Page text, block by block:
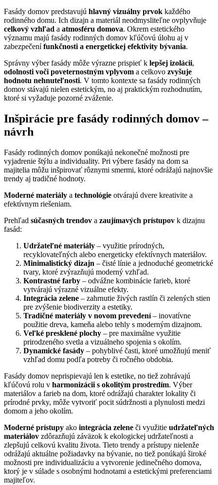
Fasády domov predstavujú hlavný vizuálny prvok každého
rodinného domu. Ich dizajn a materiál neodmysliteľne ovplyvňuje
celkový vzhľad a atmosféru domova. Okrem estetického
významu majú fasády rodinných domov kľúčovú úlohu aj v
zabezpečenífunkčnosti a energetickej efektivity bývania.
Správny výber fasády môže výrazne prispieť k lepšej izolácii,
odolnosti voči poveternostným vplyvom a celkovo zvyšuje
hodnotu nehnuteľnosti. V tomto kontexte sa fasády rodinných
domov stávajú nielen estetickým, no aj praktickým rozhodnutím,
ktoré si vyžaduje pozorné zváženie.
Inšpirácie pre fasády rodinných domov –
návrh
Fasády rodinných domov ponúkajú nekonečné možnosti pre
vyjadrenie štýlu a individuality. Pri výbere fasády na dom sa
majitelia môžu inšpirovať rôznymi smermi, ktoré odrážajú najnovšie
trendy aj tradičné hodnoty.
Moderné materiály a technológie otvárajú dvere kreativite a
efektívnym riešeniam.
Prehľad súčasných trendov a zaujímavých prístupov k dizajnu
fasád:
Udržateľné materiály – využitie prírodných,
recyklovateľných alebo energeticky efektívnych materiálov.
Minimalistický dizajn – čisté línie a jednoduché geometrické
tvary, ktoré zvýrazňujú moderný vzhľad.
Kontrastné farby – odvážne kombinácie farieb, ktoré
vytvárajú výrazné vizuálne efekty.
Integrácia zelene – zahrnutie živých rastlín či zelených stien
pre zvýšenie biodiverzity a estetiky.
Tradičné materiály v novom prevedení– inovatívne
použitie dreva, kameňa alebo tehly s moderným dizajnom.
Veľké presklené plochy – pre maximálne využitie
prirodzeného svetla a vizuálneho spojenia s okolím.
Dynamické fasády – pohyblivé časti, ktoré umožňujú meniť
vzhľad domu podľa potreby či ročného obdobia.
Fasády domov neprispievajú len k estetike, no tiež zohrávajú
kľúčovú rolu v harmonizácii s okolitým prostredím. Výber
materiálov a farieb na dom, ktoré odrážajú charakter lokality či
prírodné prvky, môže vytvoriť pocit súdržnosti a plynulosti medzi
domom a jeho okolím.
Moderné prístupy ako integrácia zelene či využitie udržateľných
materiálov zdôrazňujú záväzok k ekologickej udržateľnosti a
zlepšujú celkovú kvalitu života. Tieto trendy a prístupy nielenže
odrážajú aktuálne požiadavky na bývanie, no tiež ponúkajú široké
možnosti pre individualizáciu a vytvorenie jedinečného domova,
ktorý je v súlade s osobnými hodnotami a estetickými preferenciami
majiteľov.